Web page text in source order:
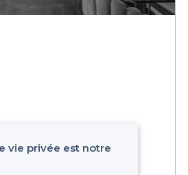
vie privée est notre